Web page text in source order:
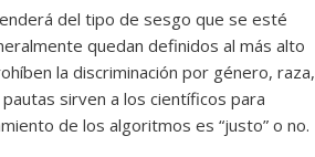
del tipo de sesgo que se esté
quedan definidos al más alto
la discriminación por género, raza,
sirven a los científicos para
de los algoritmos es “justo” o no.